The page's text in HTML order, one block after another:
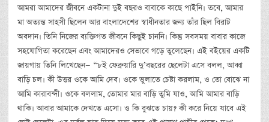
আমরা আমাদের জীবনে একটানা দুই বছরও বাবাকে কাছে পাইনি। তবে, আমার
মা অত্যন্ত সাহসী ছিলেন আর বাংলাদেশের স্বাধীনতার জন্য তাঁর ছিল বিরাট
অবদান। তিনি নিজের ব্যক্তিগত জীবনে কিছুই চাননি। কিন্তু সবসময় বাবার কাজে
সহযোগিতা করেছেন এবং আমাদেরও সেভাবে গড়ে তুলেছেন। এই বইয়ের একটি
জায়গায় তিনি লিখেছেন— “৮ই ফেব্রুয়ারি দু’বছরের ছেলেটা এসে বলল, আব্বা
বাড়ি চল। কী উত্তর ওকে আমি দেব। ওকে ভুলাতে চেষ্টা করলাম, ও তো বোঝে না
আমি কারাবন্দী। ওকে বললাম, তোমার মার বাড়ি তুমি যাও, আমি আমার বাড়ি
থাকি। আবার আমাকে দেখতে এসো। ও কি বুঝতে চায়? কী করে নিয়ে যাবে এই